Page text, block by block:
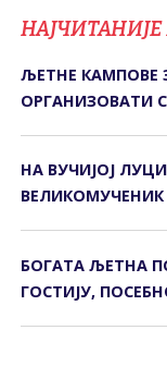
ЉЕТНЕ КАМПОВЕ
ОРГАНИЗОВАТИ
НА ВУЧИЈОЈ
БОГАТА ЉЕТНА
ГОСТИЈУ,